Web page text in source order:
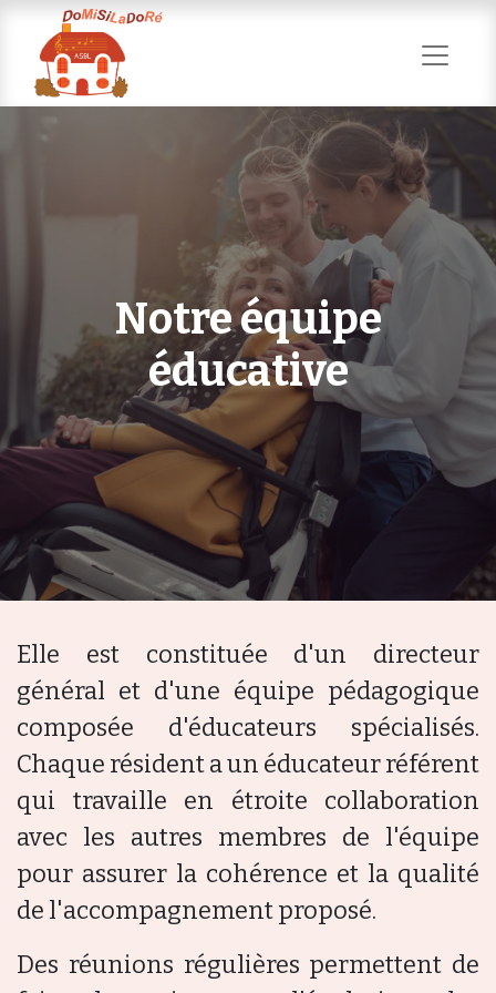
Notre équipe
éducative
Elle est constituée d'un directeur
général et d'une équipe pédagogique
composée d'éducateurs spécialisés.
Chaque résident a un éducateur référent
qui travaille en étroite collaboration
avec les autres membres de l'équipe
pour assurer la cohérence et la qualité
de l'accompagnementproposé.
Des réunions régulières permettent de